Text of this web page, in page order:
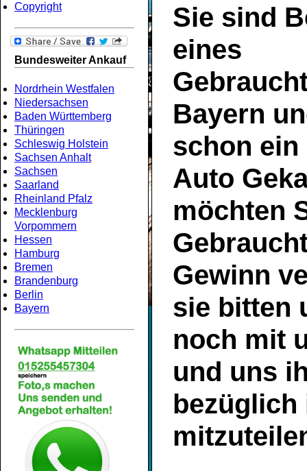
Copyright
Bundesweiter Ankauf
Nordrhein Westfalen
Niedersachsen
Baden Württemberg
Thüringen
Schleswig Holstein
Sachsen Anhalt
Sachsen
Saarland
Rheinland Pfalz
Mecklenburg
Vorpommern
Hessen
Hamburg
Bremen
Brandenburg
Berlin
Bayern
Sie sind
eines
Bayern
schon ein
Auto
möchten
Gewinn
sie bitten
noch mit
und uns